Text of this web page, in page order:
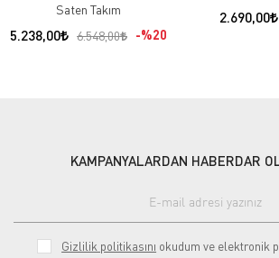
Saten Takım
5.238,00 6.548,00 %20
2.690,00
KAMPANYALARDAN HABERDAR
Gizlilik politikasını okudum ve elektronik